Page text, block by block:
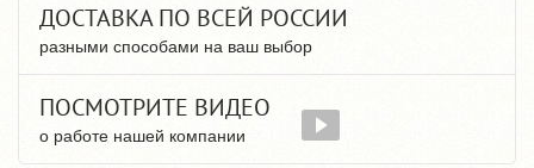
ДОСТАВКА ПО ВСЕЙ РОССИИ
разными способами на ваш выбор
ПОСМОТРИТЕ ВИДЕО
о работе нашей компании